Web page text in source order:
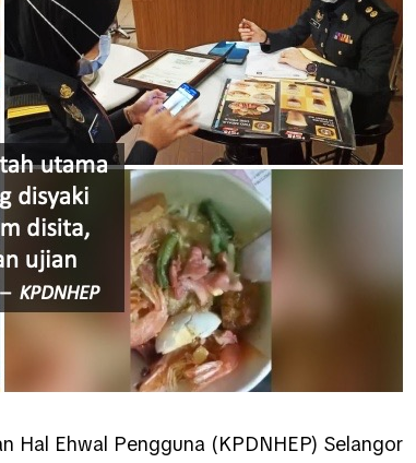
Hal Ehwal Pengguna (KPDNHEP) Selangor